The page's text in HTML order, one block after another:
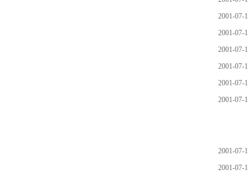
2001-07-
2001-07-
2001-07-
2001-07-
2001-07-
2001-07-
2001-07-
2001-07-